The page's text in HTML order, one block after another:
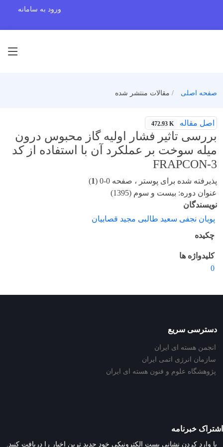
ورود به سامانه
صفحه اصلی مقالات منتشر شده
اصل مقاله 472.93 K
بررسی تاثیر فشار اولیه گاز محبوس درون
میله سوخت بر عملکرد آن با استفاده از کد
FRAPCON-3
پذیرفته شده برای پوستر ، صفحه 0-0 ( 1
)
عنوان دوره: بیست و سوم (1395)
نویسندگان
پویان نجفی سعید طالبی مجید قصابیان
چکیده
کلیدواژه ها
0
دسترسی سریع
انجمن هسته ای ایران
سازمان انرژی اتمی ایران
پژوهشگاه علوم و فنون هسته ای ایران
اشتراک خبرنامه
با وارد کردن نشانی پست الکترونیکی خود جدید ترین اخبار را دریافت کنید.